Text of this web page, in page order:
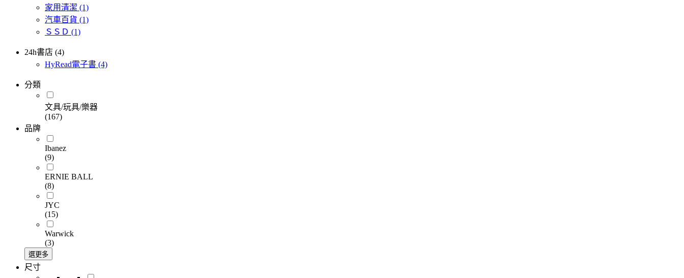
家用清潔 (1)
汽車百貨 (1)
ＳＳＤ (1)
24h書店 (4)
HyRead電子書 (4)
分類
文具/玩具/樂器
(167)
品牌
Ibanez
(9)
ERNIE BALL
(8)
JYC
(15)
Warwick
(3)
選更多
尺寸